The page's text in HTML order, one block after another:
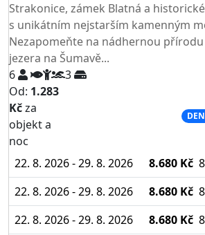
Strakonice, zámek Blatná a
s unikátním nejstarším kamenným
Nezapomeňte na nádhernou
jezera na Šumavě...
6
3
Od: 1.283
Kčza
objekt a
noc
22. 8. 2026 - 29. 8. 2026 8.680 Kč
22. 8. 2026 - 29. 8. 2026
8.680 Kč
22. 8. 2026 - 29. 8. 2026
8.680 Kč